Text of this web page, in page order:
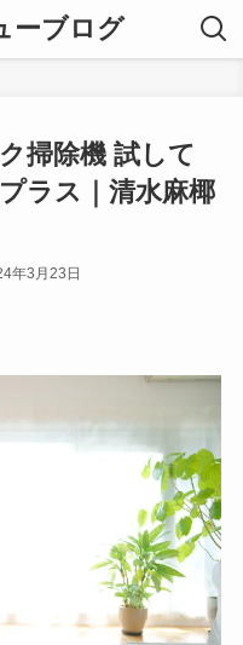
ーブログ
掃除機 試して
ラス｜清水麻椰
年3月23日